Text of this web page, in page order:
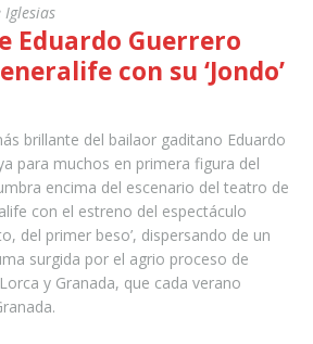
Iglesias
Eduardo Guerrero
con su ‘Jondo’
brillante del bailaor gaditano Eduardo
para muchos en primera figura del
encima del escenario del teatro de
con el estreno del espectáculo
del primer beso’, dispersando de un
surgida por el agrio proceso de
y Granada, que cada verano